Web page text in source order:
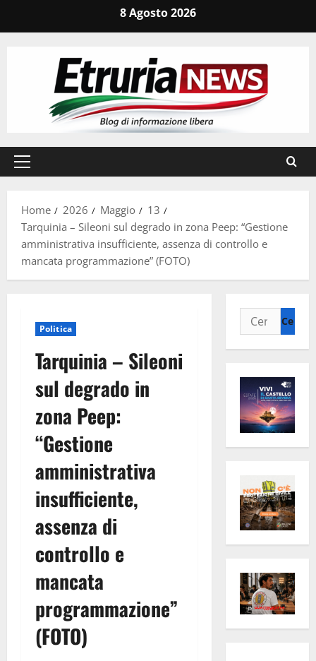
8 Agosto 2026
Menu
Home
2026 Maggio
13
Tarquinia – Sileoni sul degrado in zona Peep: “Gestione
amministrativa insufficiente, assenza di controllo e
mancata programmazione” (FOTO)
Politica
Tarquinia – Sileoni
sul degrado in
zona Peep:
“Gestione
amministrativa
insufficiente,
assenza di
controllo e
mancata
programmazione”
(FOTO)
Ricerca
per: